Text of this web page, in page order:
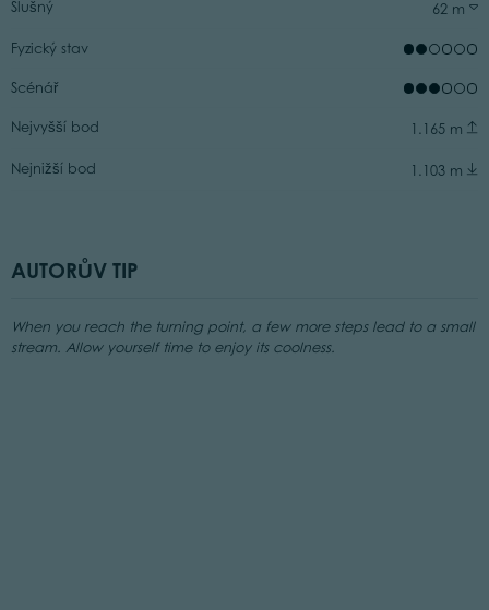
Slušný 62 m
Fyzický stav
Scénář
Nejvyšší bod 1.165 m
Nejnižší bod 1.103 m
AUTORŮV TIP
When you reach the turning point, a few more steps lead to a small
stream. Allow yourself time to enjoy its coolness.